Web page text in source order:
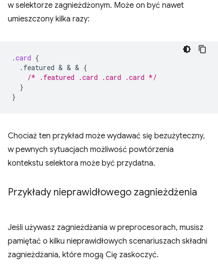
w selektorze zagnieżdżonym. Może on być nawet
umieszczony kilka razy:
.card {
.featured & & & {
/* .featured .card .card .card */
}
}
Chociaż ten przykład może wydawać się bezużyteczny,
w pewnych sytuacjach możliwość powtórzenia
kontekstu selektora może być przydatna.
Przykłady nieprawidłowego zagnieżdżenia
Jeśli używasz zagnieżdżania w preprocesorach, musisz
pamiętać o kilku nieprawidłowych scenariuszach składni
zagnieżdżania, które mogą Cię zaskoczyć.